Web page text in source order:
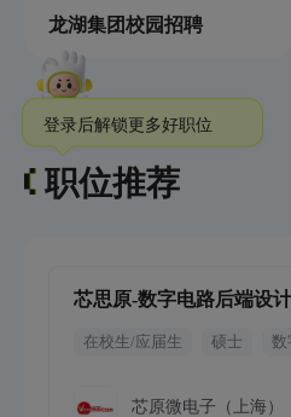
龙湖集团校园招聘
职位推荐
在校生/应届生 硕士 数
芯原微电子（上海）